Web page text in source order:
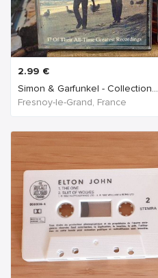
2.99 €
Simon & Garfunkel - Collection...
Fresnoy-le-Grand, France